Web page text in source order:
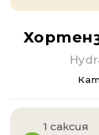
1 саксия